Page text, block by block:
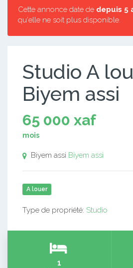
Cette annonce date de depuis 5
qu'elle ne soit plus disponible.
Studio A
Biyem assi
65 000 xaf
mois
Biyem assi Biyem assi
A louer
Type de propriété: Studio
1